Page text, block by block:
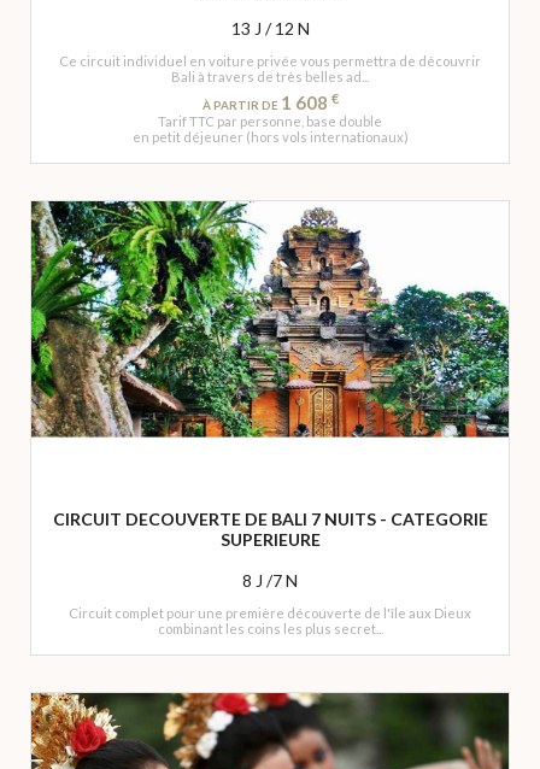
13 J / 12 N
Ce circuit individuel en voiture privée vous permettra de découvrir
Bali à travers de très belles ad...
À PARTIR DE 1 608 €
Tarif TTC par personne, base double
en petit déjeuner (hors vols internationaux)
CIRCUIT DECOUVERTE DE BALI 7 NUITS - CATEGORIE
SUPERIEURE
8 J /7 N
Circuit complet pour une première découverte de l'île aux Dieux
combinant les coins les plus secret...